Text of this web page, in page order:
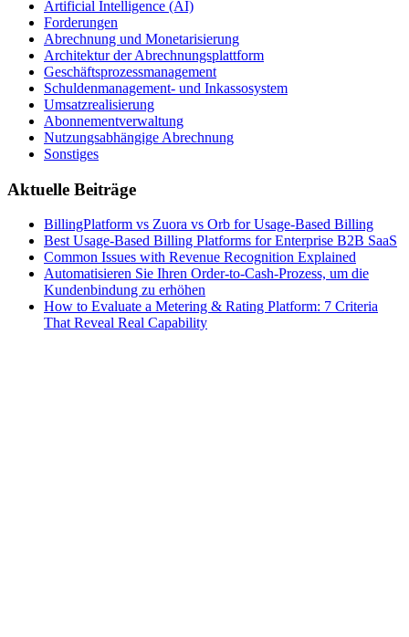
Artificial Intelligence (AI)
Forderungen
Abrechnung und Monetarisierung
Architektur der Abrechnungsplattform
Geschäftsprozessmanagement
Schuldenmanagement- und Inkassosystem
Umsatzrealisierung
Abonnementverwaltung
Nutzungsabhängige Abrechnung
Sonstiges
Aktuelle Beiträge
BillingPlatform vs Zuora vs Orb for Usage-Based Billing
Best Usage-Based Billing Platforms for Enterprise B2B SaaS
Common Issues with Revenue Recognition Explained
Automatisieren Sie Ihren Order-to-Cash-Prozess, um die
Kundenbindung zu erhöhen
How to Evaluate a Metering & Rating Platform: 7 Criteria
That Reveal Real Capability